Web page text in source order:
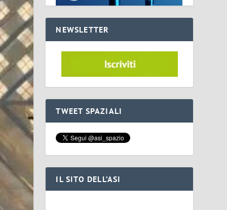
NEWSLETTER
TWEET SPAZIALI
IL SITO DELL’ASI